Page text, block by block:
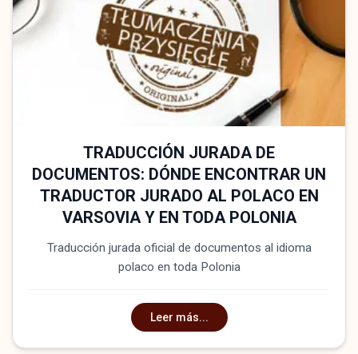
TRADUCCIÓN JURADA DE
DOCUMENTOS: DÓNDE ENCONTRAR UN
TRADUCTOR JURADO AL POLACO EN
VARSOVIA Y EN TODA POLONIA
Traducción jurada oficial de documentos al idioma
polaco en toda Polonia
Leer más...